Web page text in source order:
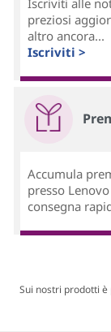
preziosi
altro ancora...
Iscriviti >
Accumula
presso
consegna
Sui nostri prodotti